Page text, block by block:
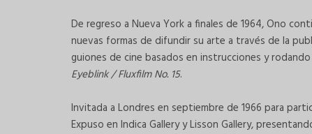
De regreso a Nueva York a finales de 1964, Ono
nuevas formas de difundir su arte a través de la
guiones de cine basados en instrucciones y
Eyeblink / Fluxfilm No. 15.
Invitada a Londres en septiembre de 1966 para
Expuso en Indica Gallery y Lisson Gallery,